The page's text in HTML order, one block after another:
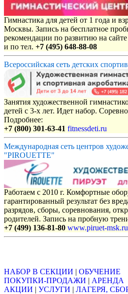
Гимнастика для детей от 1 года и
Москвы. Запись на бесплатное
рекомендации по развитию на сайте
и по тел. +7 (495) 648-88-08
Всероссийская сеть детских
Занятия художественной
детей с 3-х лет. Идет набор.
Подробнее:
+7 (800) 301-63-41 fitnessdeti.ru
Международная сеть центров
"PIROUETTE"
Работаем с 2010 г. Комфортные
гарантированный результат без
разрядов, сборы, соревнования,
родителей. Запись на пробную
+7 (499) 136-81-80 www.piruet-msk.ru
НАБОР В СЕКЦИИ | ОБУЧЕНИЕ
ПОКУПКИ-ПРОДАЖИ | АРЕНДА
АКЦИИ | УСЛУГИ | ЛАГЕРЯ,